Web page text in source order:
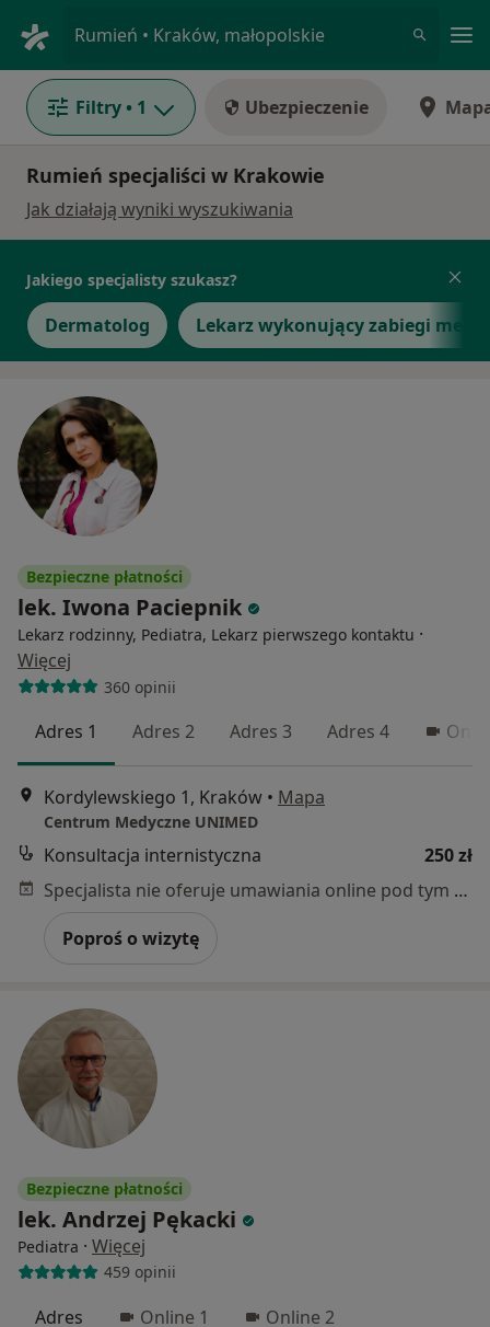
Rumień • Kraków, małopolskie
Filtry • 1 Ubezpieczenie
Rumień specjaliści w Krakowie
Jak działają wyniki wyszukiwania
Jakiego specjalisty szukasz?
Dermatolog Lekarz wykonujący zabiegi
Bezpieczne płatności
lek. Iwona Paciepnik
Lekarz rodzinny, Pediatra, Lekarz pierwszego kontaktu ·
Więcej
360 opinii
Adres 1 Adres 2 Adres 3 Adres 4
Kordylewskiego 1, Kraków • Mapa
Centrum Medyczne UNIMED
Konsultacja internistyczna
250 zł
Specjalista nie oferuje umawiania online pod tym adresem.
Poproś o wizytę
Bezpieczne płatności
lek. Andrzej Pękacki
Pediatra · Więcej
459 opinii
Adres Online 1 Online 2